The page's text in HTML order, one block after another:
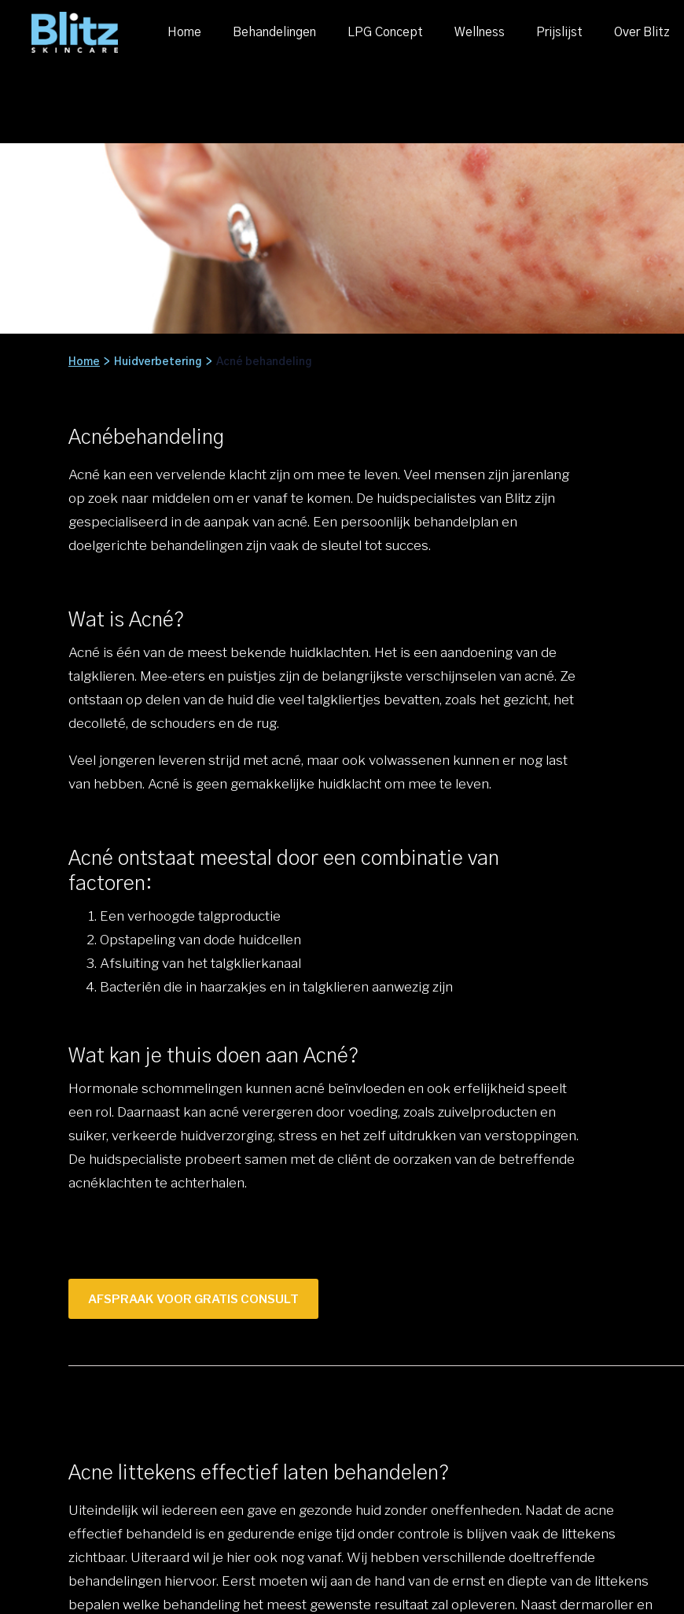
Home Behandelingen LPG Concept Wellness Prijslijst Over Blitz
Home > Huidverbetering > Acné behandeling
Acnébehandeling
Acné kan een vervelende klacht zijn om mee te leven. Veel mensen zijn jarenlang
op zoek naar middelen om er vanaf te komen. De huidspecialistes van Blitz zijn
gespecialiseerd in de aanpak van acné. Een persoonlijk behandelplan en
doelgerichte behandelingen zijn vaak de sleutel tot succes.
Wat is Acné?
Acné is één van de meest bekende huidklachten. Het is een aandoening van de
talgklieren. Mee-eters en puistjes zijn de belangrijkste verschijnselen van acné. Ze
ontstaan op delen van de huid die veel talgkliertjes bevatten, zoals het gezicht, het
decolleté, de schouders en de rug.
Veel jongeren leveren strijd met acné, maar ook volwassenen kunnen er nog last
van hebben. Acné is geen gemakkelijke huidklacht om mee te leven.
Acné ontstaat meestal door een combinatie van
factoren:
Een verhoogde talgproductie
Opstapeling van dode huidcellen
Afsluiting van het talgklierkanaal
Bacteriën die in haarzakjes en in talgklieren aanwezig zijn
Wat kan je thuis doen aan Acné?
Hormonale schommelingen kunnen acné beïnvloeden en ook erfelijkheid speelt
een rol. Daarnaast kan acné verergeren door voeding, zoals zuivelproducten en
suiker, verkeerde huidverzorging, stress en het zelf uitdrukken van verstoppingen.
De huidspecialiste probeert samen met de cliënt de oorzaken van de betreffende
acnéklachten te achterhalen.
AFSPRAAK VOOR GRATIS CONSULT
Acne littekens effectief laten behandelen?
Uiteindelijk wil iedereen een gave en gezonde huid zonder oneffenheden. Nadat de acne
effectief behandeld is en gedurende enige tijd onder controle is blijven vaak de littekens
zichtbaar. Uiteraard wil je hier ook nog vanaf. Wij hebben verschillende doeltreffende
behandelingen hiervoor. Eerst moeten wij aan de hand van de ernst en diepte van de littekens
bepalen welke behandeling het meest gewenste resultaat zal opleveren. Naast dermaroller en